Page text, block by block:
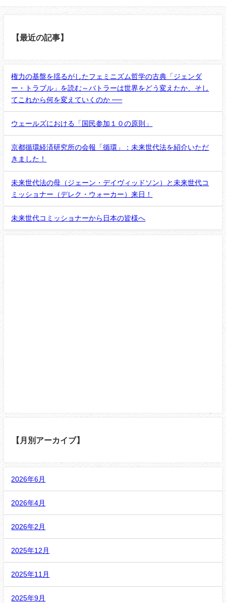
【最近の記事】
権力の基盤を揺るがしたフェミニズム哲学の古典「ジェンダ
ー・トラブル」を読む～バトラーは世界をどう変えたか、そし
てこれから何を変えていくのか ──
ウェールズにおける「国民参加１０の原則」
京都循環経済研究所の会報「循環」：未来世代法を紹介いただ
きました！
未来世代法の母（ジェーン・デイヴィッドソン）と未来世代コ
ミッショナー（デレク・ウォーカー）来日！
未来世代コミッショナーから日本の皆様へ
【月別アーカイブ】
2026年6月
2026年4月
2026年2月
2025年12月
2025年11月
2025年9月